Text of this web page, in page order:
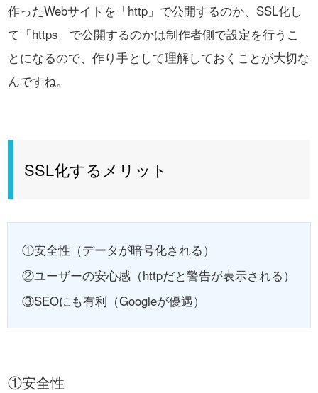
作ったWebサイトを「http」で公開するのか、SSL化し
て「https」で公開するのかは制作者側で設定を行うこ
とになるので、作り手として理解しておくことが大切な
んですね。
SSL化するメリット
①安全性（データが暗号化される）
②ユーザーの安心感（httpだと警告が表示される）
③SEOにも有利（Googleが優遇）
①安全性